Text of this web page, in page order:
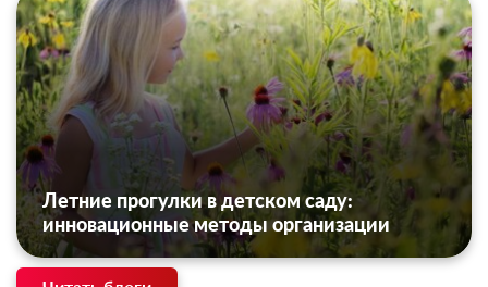
Летние прогулки в детском саду:
инновационные методы организации